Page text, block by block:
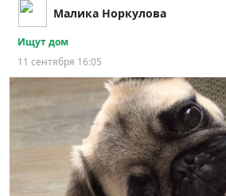
Малика Норкулова
Ищут дом
11 сентября 16:05